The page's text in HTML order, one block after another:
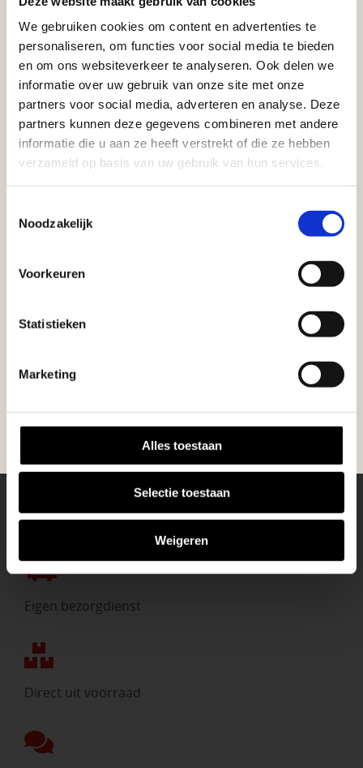
We gebruiken cookies om content en advertenties te
personaliseren, om functies voor social media te bieden
en om ons websiteverkeer te analyseren. Ook delen we
informatie over uw gebruik van onze site met onze
partners voor social media, adverteren en analyse. Deze
partners kunnen deze gegevens combineren met andere
informatie die u aan ze heeft verstrekt of die ze hebben
verzameld op basis van uw gebruik van hun services.
Noodzakelijk
Voorkeuren
Statistieken
Marketing
Alles toestaan
Selectie toestaan
Weigeren
Vego Tuinmaterialen is de meest geschikte partner
voor zakelijke klanten op zoek naar tuin- en
infraproducten. Als professionele leverancier van
tuinmaterialen bieden wij een breed assortiment
aan producten van topkwaliteit. Lees meer over de
zakelijke mogelijkheden.
tuin en onze medewerkers adviseren je
graag!
NEEM CONTACT MET ONS OP
Eigen bezorgdienst
Direct uit voorraad
Aangepaste openingstijden tijdens de
vakantieperiode
Waardenburg en Vego Dordrecht hanteren tijdens
de vakantieperiode aangepaste openingstijden op
zaterdag. Bekijk de vestigingspagina voor de
actuele openingstijden.
maanden dicht is voor al het wegverkeer, is het fijn
Met vier vestigingen en inspirerende showtuinen
tuinproject.